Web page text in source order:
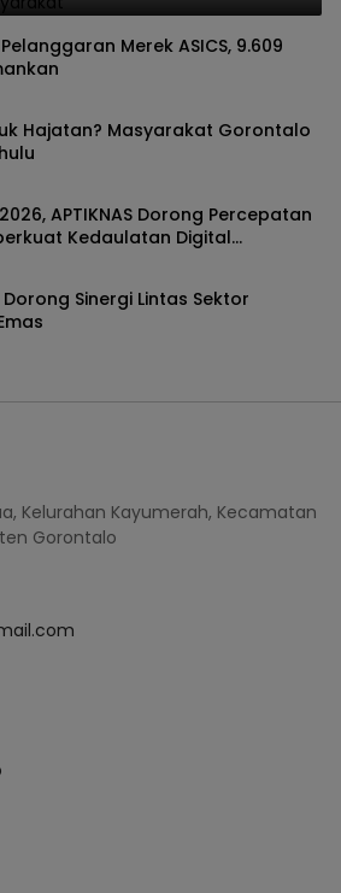
Merek ASICS, 9.609
Hajatan? Masyarakat Gorontalo
APTIKNAS Dorong Percepatan
Kedaulatan Digital
Sinergi Lintas Sektor
Kelurahan Kayumerah, Kecamatan
Gorontalo